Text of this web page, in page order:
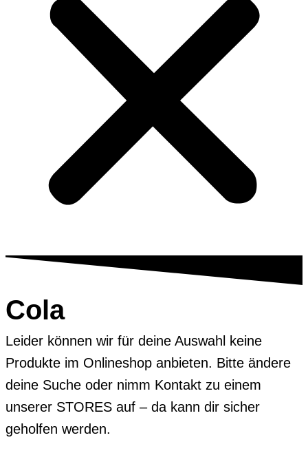
Cola
Leider können wir für deine Auswahl keine
Produkte im Onlineshop anbieten. Bitte ändere
deine Suche oder nimm Kontakt zu einem
unserer STORES auf – da kann dir sicher
geholfen werden.